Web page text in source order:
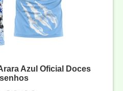
Azul Oficial Doces